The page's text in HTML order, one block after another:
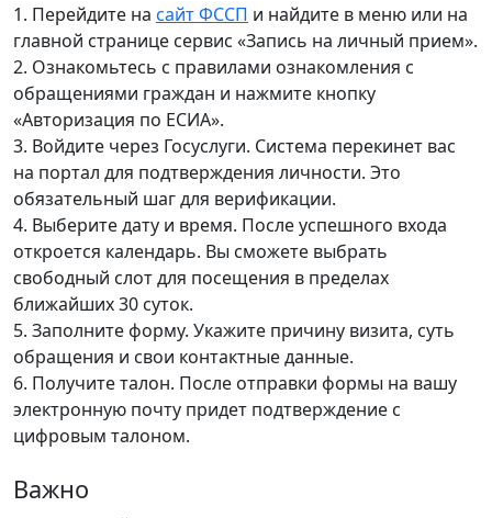
1. Перейдите на сайт ФССП и найдите в меню или на
главной странице сервис «Запись на личный прием».
2. Ознакомьтесь с правилами ознакомления с
обращениями граждан и нажмите кнопку
«Авторизация по ЕСИА».
3. Войдите через Госуслуги. Система перекинет вас
на портал для подтверждения личности. Это
обязательный шаг для верификации.
4. Выберите дату и время. После успешного входа
откроется календарь. Вы сможете выбрать
свободный слот для посещения в пределах
ближайших 30 суток.
5. Заполните форму. Укажите причину визита, суть
обращения и свои контактные данные.
6. Получите талон. После отправки формы на вашу
электронную почту придет подтверждение с
цифровым талоном.
Важно